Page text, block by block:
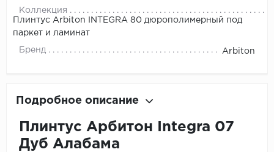
Коллекция
Плинтус Arbiton INTEGRA 80 дюрополимерный под
паркет и ламинат
Бренд Arbiton
Подробное описание
Плинтус Арбитон Integra 07
Дуб Алабама